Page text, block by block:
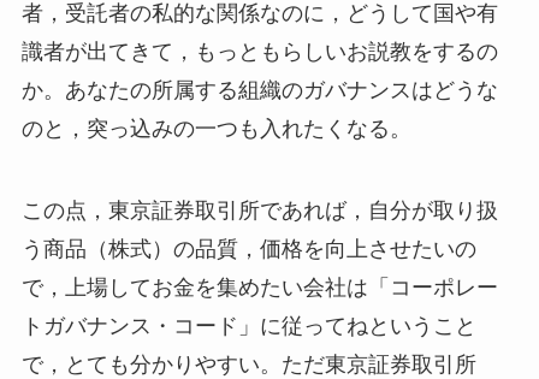
者，受託者の私的な関係なのに，どうして国や有
識者が出てきて，もっともらしいお説教をするの
か。あなたの所属する組織のガバナンスはどうな
のと，突っ込みの一つも入れたくなる。
この点，東京証券取引所であれば，自分が取り扱
う商品（株式）の品質，価格を向上させたいの
で，上場してお金を集めたい会社は「コーポレー
トガバナンス・コード」に従ってねということ
で，とても分かりやすい。ただ東京証券取引所